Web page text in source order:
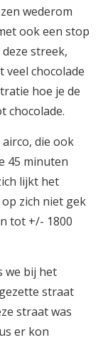
wederom
ook een stop
streek,
veel chocolade
hoe je de
chocolade.
die ook
45 minuten
lijkt het
zich niet gek
tot +/- 1800
we bij het
straat
straat was
er kon